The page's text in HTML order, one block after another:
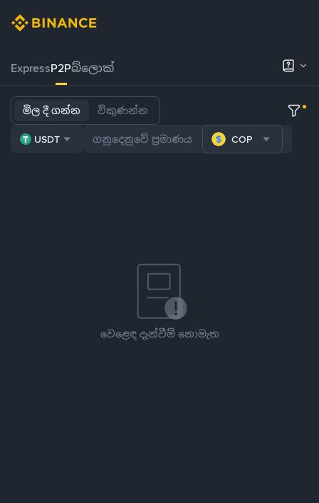
ExpressP2Pබ්ලොක්
මිල දී ගන්න විකුණන්න
USDT COP
වෙළෙඳ දැන්වීම් නොමැත